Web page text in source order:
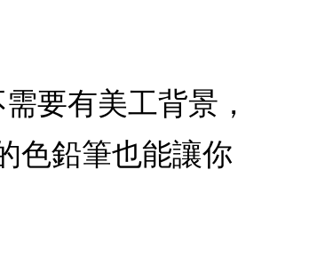
要有美工背景，
色鉛筆也能讓你